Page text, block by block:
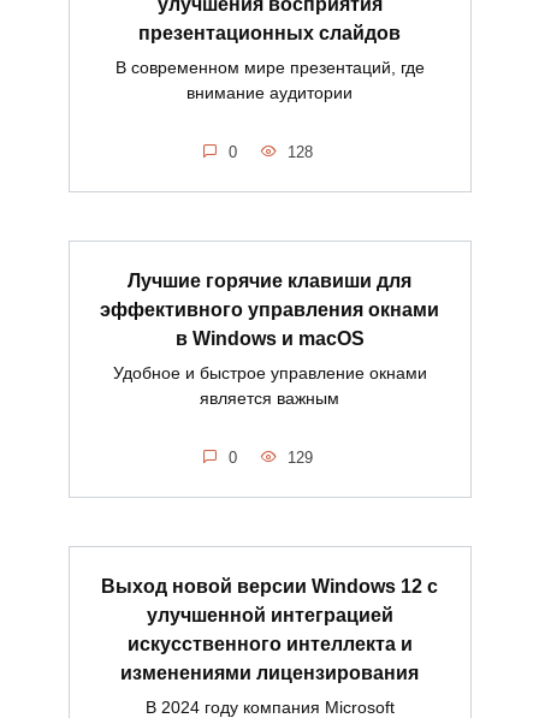
презентационных слайдов
В современном мире презентаций, где
внимание аудитории
0 128
Лучшие горячие клавиши для
эффективного управления окнами
в Windows и macOS
Удобное и быстрое управление окнами
является важным
0 129
Выход новой версии Windows 12 с
улучшенной интеграцией
искусственного интеллекта и
изменениями лицензирования
В 2024 году компания Microsoft